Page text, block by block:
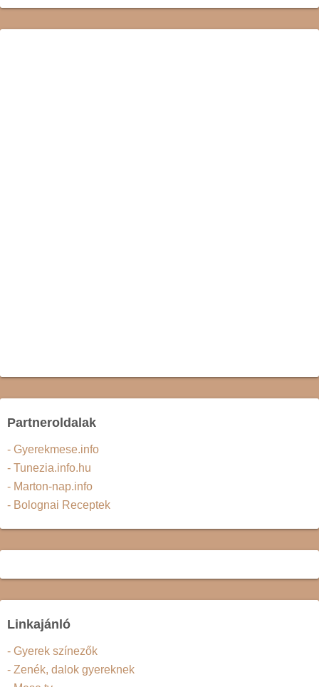
Partneroldalak
- Gyerekmese.info
- Tunezia.info.hu
- Marton-nap.info
- Bolognai Receptek
Linkajánló
- Gyerek színezők
- Zenék, dalok gyereknek